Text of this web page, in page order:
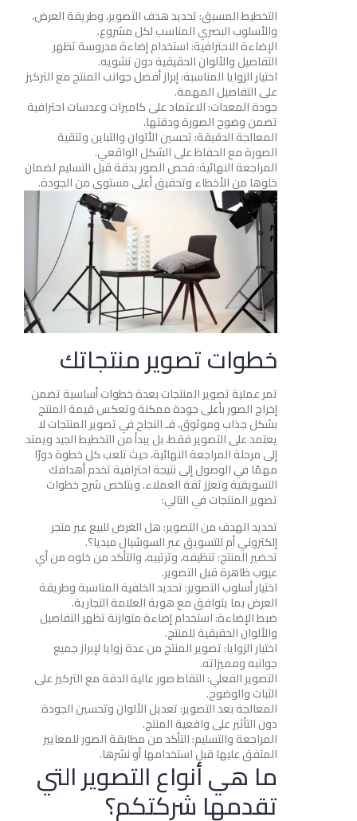
التخطيط المسبق: تحديد هدف التصوير، وطريقة العرض،
والأسلوب البصري المناسب لكل مشروع.
الإضاءة الاحترافية: استخدام إضاءة مدروسة تظهر
التفاصيل والألوان الحقيقية دون تشويه.
اختيار الزوايا المناسبة: إبراز أفضل جوانب المنتج مع التركيز
على التفاصيل المهمة.
جودة المعدات: الاعتماد على كاميرات وعدسات احترافية
تضمن وضوح الصورة ودقتها.
المعالجة الدقيقة: تحسين الألوان والتباين وتنقية
الصورة مع الحفاظ على الشكل الواقعي.
المراجعة النهائية: فحص الصور بدقة قبل التسليم لضمان
خلوها من الأخطاء وتحقيق أعلى مستوى من الجودة.
خطوات تصوير منتجاتك
تمر عملية تصوير المنتجات بعدة خطوات أساسية تضمن
إخراج الصور بأعلى جودة ممكنة وتعكس قيمة المنتج
بشكل جذاب وموثوق، فـ النجاح في تصوير المنتجات لا
يعتمد على التصوير فقط، بل يبدأ من التخطيط الجيد ويمتد
إلى مرحلة المراجعة النهائية، حيث تلعب كل خطوة دورًا
مهمًا في الوصول إلى نتيجة احترافية تخدم أهدافك
التسويقية وتعزز ثقة العملاء. ويتلخص شرح خطوات
تصوير المنتجات في التالي:
تحديد الهدف من التصوير: هل الغرض للبيع عبر متجر
إلكتروني أم للتسويق عبر السوشيال ميديا؟.
تحضير المنتج: تنظيفه، وترتيبه، والتأكد من خلوه من أي
عيوب ظاهرة قبل التصوير.
اختيار أسلوب التصوير: تحديد الخلفية المناسبة وطريقة
العرض بما يتوافق مع هوية العلامة التجارية.
ضبط الإضاءة: استخدام إضاءة متوازنة تظهر التفاصيل
والألوان الحقيقية للمنتج.
اختيار الزوايا: تصوير المنتج من عدة زوايا لإبراز جميع
جوانبه ومميزاته.
التصوير الفعلي: التقاط صور عالية الدقة مع التركيز على
الثبات والوضوح.
المعالجة بعد التصوير: تعديل الألوان وتحسين الجودة
دون التأثير على واقعية المنتج.
المراجعة والتسليم: التأكد من مطابقة الصور للمعايير
المتفق عليها قبل استخدامها أو نشرها.
ما هي أنواع التصوير التي
تقدمها شركتكم؟